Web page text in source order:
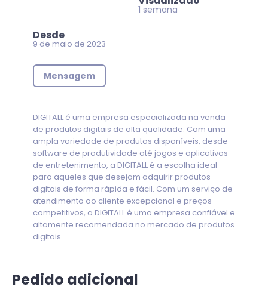
1 semana
Desde
9 de maio de 2023
Mensagem
DIGITALL é uma empresa especializada na venda
de produtos digitais de alta qualidade. Com uma
ampla variedade de produtos disponíveis, desde
software de produtividade até jogos e aplicativos
de entretenimento, a DIGITALL é a escolha ideal
para aqueles que desejam adquirir produtos
digitais de forma rápida e fácil. Com um serviço de
atendimento ao cliente excepcional e preços
competitivos, a DIGITALL é uma empresa confiável e
altamente recomendada no mercado de produtos
digitais.
Pedido adicional